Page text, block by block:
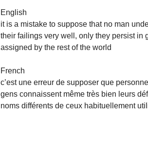
English
it is a mistake to suppose that no man
their failings very well, only they persist in
assigned by the rest of the world
French
c’est une erreur de supposer que
gens connaissent même très bien leurs
noms différents de ceux habituellement